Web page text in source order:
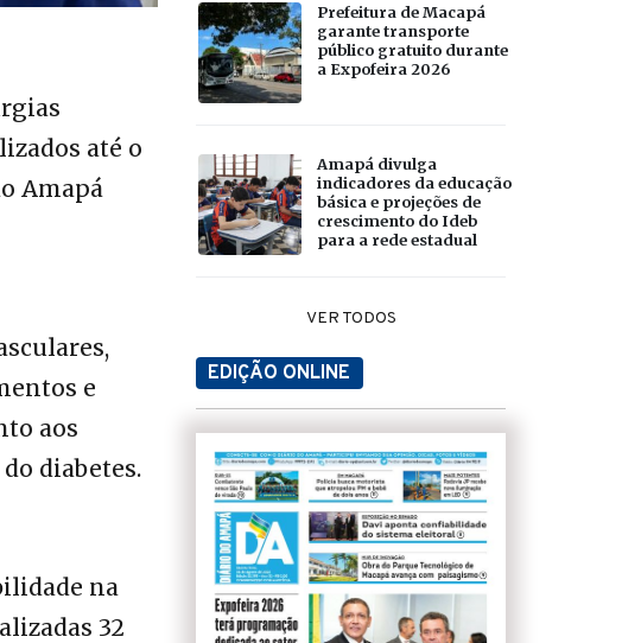
até o
Amapá
e
aos
diabetes.
na
32
Prefeitura de Macapá
garante transporte
público gratuito durante
a Expofeira 2026
Amapá divulga
indicadores da educação
básica e projeções de
crescimento do Ideb
para a rede estadual
VER TODOS
EDIÇÃO ONLINE